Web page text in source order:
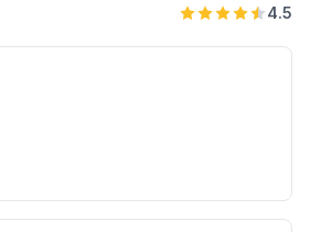
4.5